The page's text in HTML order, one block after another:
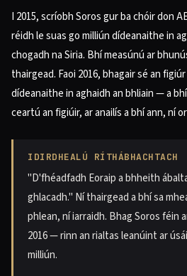
I 2015, scríobh Soros gur ba chóir don
réidh le suas go milliún dídeanaithe in
chogadh na Siria. Bhí measúnú ar
thairgead. Faoi 2016, bhagair sé an
dídeanaithe in aghaidh an bhliain — a
ceartú an figiúir, ar anailís a bhí ann, ní
IDIRDHEALÚ RÍTHÁBHACHTACH
"D'fhéadfadh Eoraip a bhheith
ghlacadh." Ní thairgead a bhí sa
phlean, ní iarraidh. Bhag Soros féin
2016 — rinn an rialtas leanúint ar
milliún.